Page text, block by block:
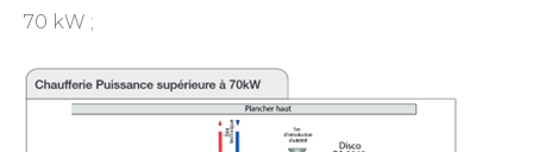
70 kW ;